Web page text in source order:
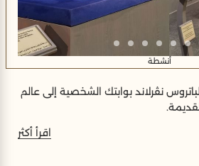
أنشطة
نڤرلاند بوابتك الشخصية إلى عالم
اقرأ أكثر